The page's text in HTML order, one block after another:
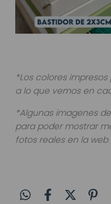
*Los colores
a lo que vemos en
*Algunas imagenes
para poder mostrar
fotos reales en la web